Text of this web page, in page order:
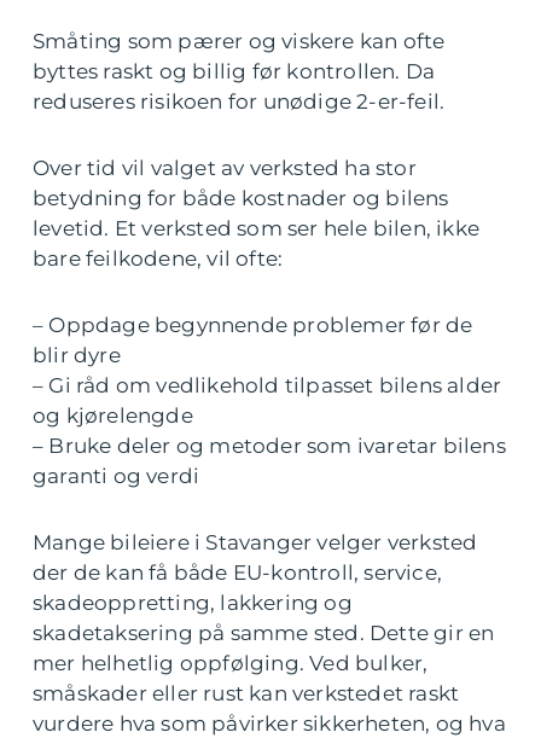
Småting som pærer og viskere kan ofte
byttes raskt og billig før kontrollen. Da
reduseres risikoen for unødige 2-er-feil.
Over tid vil valget av verksted ha stor
betydning for både kostnader og bilens
levetid. Et verksted som ser hele bilen, ikke
bare feilkodene, vil ofte:
– Oppdage begynnende problemer før de
blir dyre
– Gi råd om vedlikehold tilpasset bilens alder
og kjørelengde
– Bruke deler og metoder som ivaretar bilens
garanti og verdi
Mange bileiere i Stavanger velger verksted
der de kan få både EU-kontroll, service,
skadeoppretting, lakkering og
skadetaksering på samme sted. Dette gir en
mer helhetlig oppfølging. Ved bulker,
småskader eller rust kan verkstedet raskt
vurdere hva som påvirker sikkerheten, og hva